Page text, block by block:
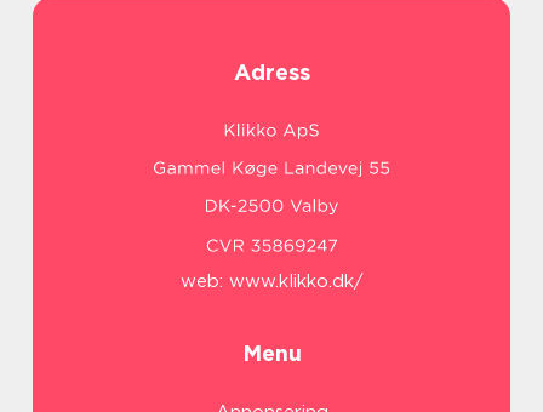
Adress
web: www.klikko.dk/
Menu